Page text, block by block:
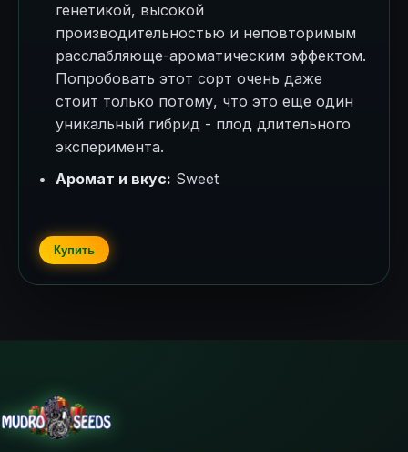
генетикой, высокой
производительностью и неповторимым
расслабляюще-ароматическим эффектом.
Попробовать этот сорт очень даже
стоит только потому, что это еще один
уникальный гибрид - плод длительного
эксперимента.
Аромат и вкус: Sweet
Купить